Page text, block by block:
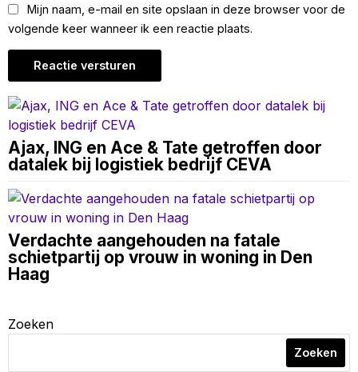
Mijn naam, e-mail en site opslaan in deze browser voor de
volgende keer wanneer ik een reactie plaats.
Ajax, ING en Ace & Tate getroffen door
datalek bij logistiek bedrijf CEVA
Verdachte aangehouden na fatale
schietpartij op vrouw in woning in Den
Haag
Zoeken
Zoeken